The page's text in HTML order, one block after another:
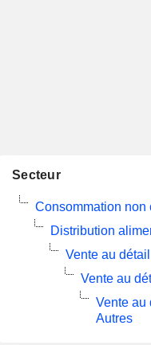
Secteur
Consommation non
Distribution
Vente au
Vente au
Vente au
Autres